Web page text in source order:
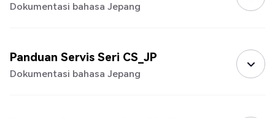
Dokumentasi bahasa Jepang
Panduan Servis Seri CS_JP
Dokumentasi bahasa Jepang